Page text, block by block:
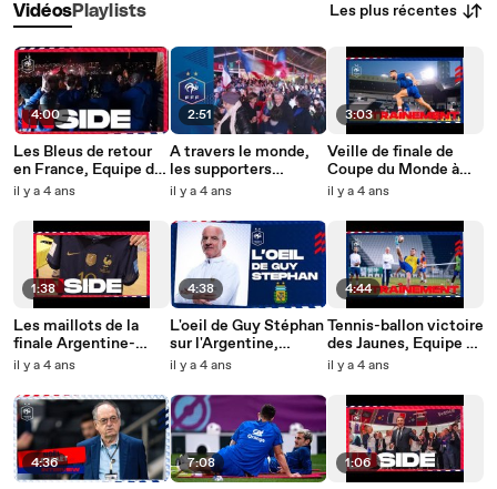
VidéosPlaylists Les plus récentes
4:00
Les Bleus de retour
en France, Equipe de
France I FFF 2022
il y a 4 ans
1:38
Les maillots de la
finale Argentine-
France, Equipe de
il y a 4 ans
4:36
2:51
A travers le monde,
les supporters
français au rendez-
il y a 4 ans
4:38
L'oeil de Guy Stéphan
sur l'Argentine,
Equipe de France I
il y a 4 ans
7:08
3:03
Veille de finale de
Coupe du Monde à
Doha, Equipe de
il y a 4 ans
4:44
Tennis-ballon victoire
des Jaunes, Equipe de
France I FFF 2022
il y a 4 ans
1:06